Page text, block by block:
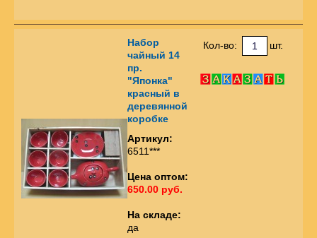
Набор
чайный 14
пр.
"Японка"
красный в
деревянной
коробке
Артикул:
6511***
Цена оптом:
650.00 руб.
На складе:
да
Кол-во: шт.